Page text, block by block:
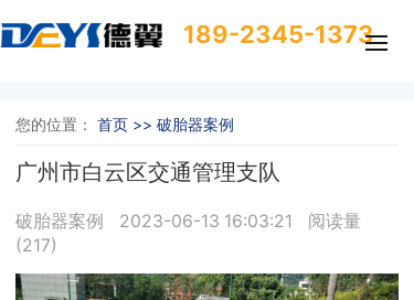
189-2345-1373
您的位置： 首页 >> 破胎器案例
广州市白云区交通管理支队
破胎器案例 2023-06-13 16:03:21
阅读量
(217)